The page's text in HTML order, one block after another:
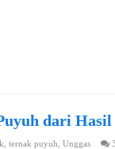
dari Hasil
ternak puyuh Unggas 3